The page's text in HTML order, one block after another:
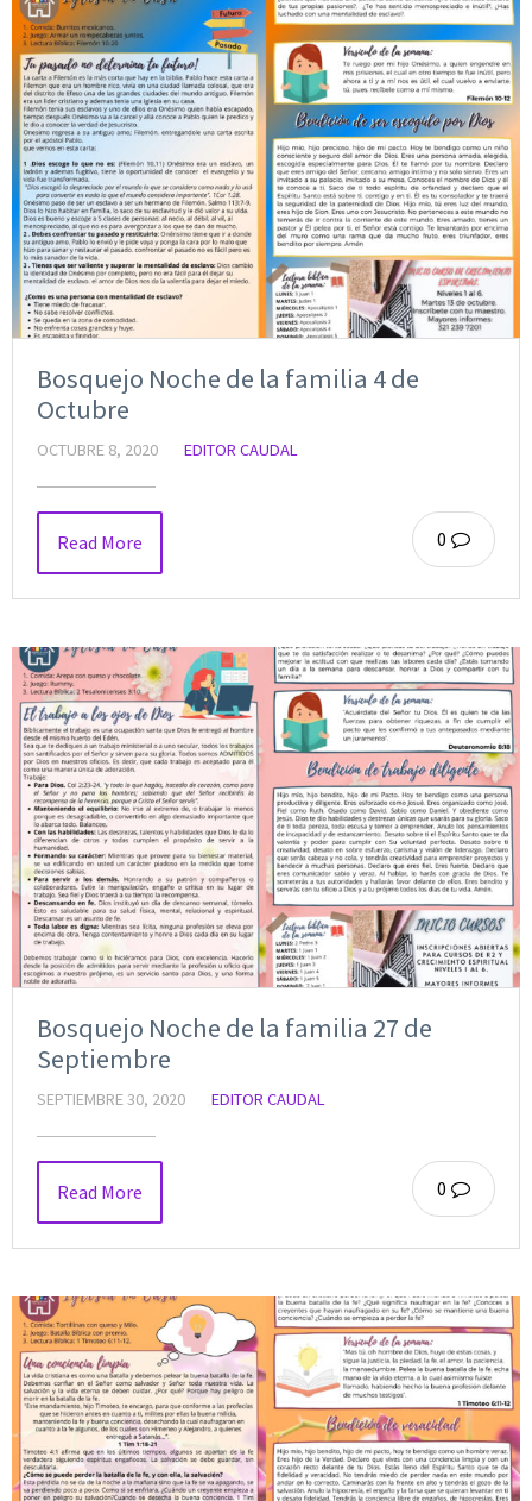
Bosquejo Noche de la familia 4 de
Octubre
OCTUBRE 8, 2020 EDITOR CAUDAL
0
Read More
Bosquejo Noche de la familia 27 de
Septiembre
SEPTIEMBRE 30, 2020 EDITOR CAUDAL
0
Read More